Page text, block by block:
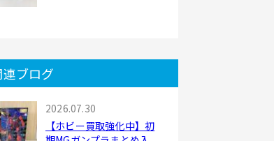
ブログ
2026.07.30
【ホビー買取強化中】初